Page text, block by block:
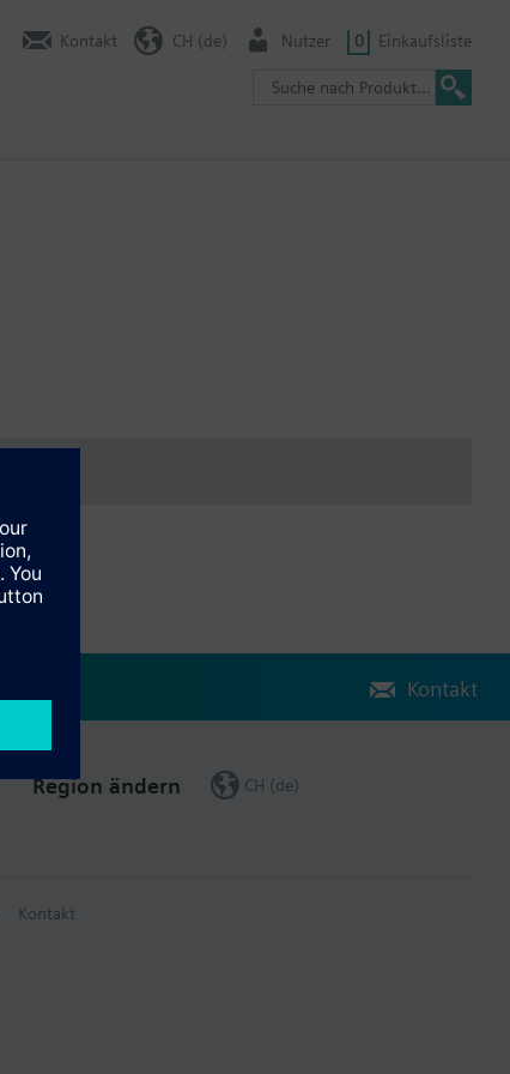
Kontakt CH (de) Nutzer 0 Einkaufsliste
Kontakt
Region ändern CH (de)
Kontakt